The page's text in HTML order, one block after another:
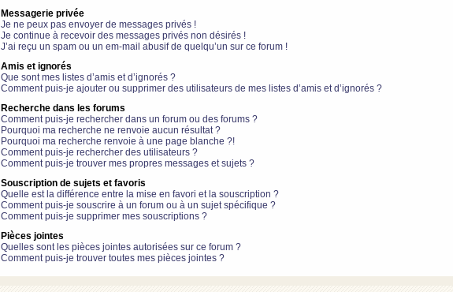
Messagerie privée
Je ne peux pas envoyer de messages privés !
Je continue à recevoir des messages privés non désirés !
J’ai reçu un spam ou un em-mail abusif de quelqu’un sur ce forum !
Amis et ignorés
Que sont mes listes d’amis et d’ignorés ?
Comment puis-je ajouter ou supprimer des utilisateurs de mes listes d’amis et d’ignorés ?
Recherche dans les forums
Comment puis-je rechercher dans un forum ou des forums ?
Pourquoi ma recherche ne renvoie aucun résultat ?
Pourquoi ma recherche renvoie à une page blanche ?!
Comment puis-je rechercher des utilisateurs ?
Comment puis-je trouver mes propres messages et sujets ?
Souscription de sujets et favoris
Quelle est la différence entre la mise en favori et la souscription ?
Comment puis-je souscrire à un forum ou à un sujet spécifique ?
Comment puis-je supprimer mes souscriptions ?
Pièces jointes
Quelles sont les pièces jointes autorisées sur ce forum ?
Comment puis-je trouver toutes mes pièces jointes ?